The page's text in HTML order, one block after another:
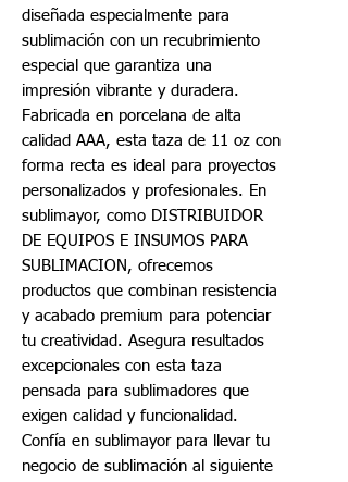
diseñada especialmente para
sublimación con un recubrimiento
especial que garantiza una
impresión vibrante y duradera.
Fabricada en porcelana de alta
calidad AAA, esta taza de 11 oz con
forma recta es ideal para proyectos
personalizados y profesionales. En
sublimayor, como DISTRIBUIDOR
DE EQUIPOS E INSUMOS PARA
SUBLIMACION, ofrecemos
productos que combinan resistencia
y acabado premium para potenciar
tu creatividad. Asegura resultados
excepcionales con esta taza
pensada para sublimadores que
exigen calidad y funcionalidad.
Confía en sublimayor para llevar tu
negocio de sublimación al siguiente